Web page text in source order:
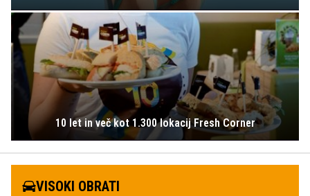
10 let in več kot 1.300 lokacij Fresh Corner
VISOKI OBRATI